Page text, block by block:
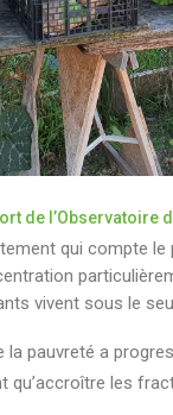
de l’Observatoire
qui compte
vivent sous le
la pauvreté a
qu’accroître les